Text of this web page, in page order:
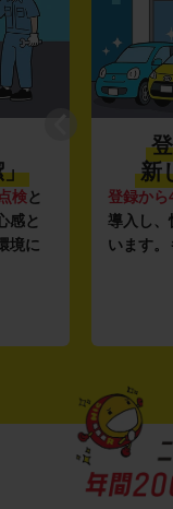
」
検と
感と
境に
新
登録から
導入し、
います。